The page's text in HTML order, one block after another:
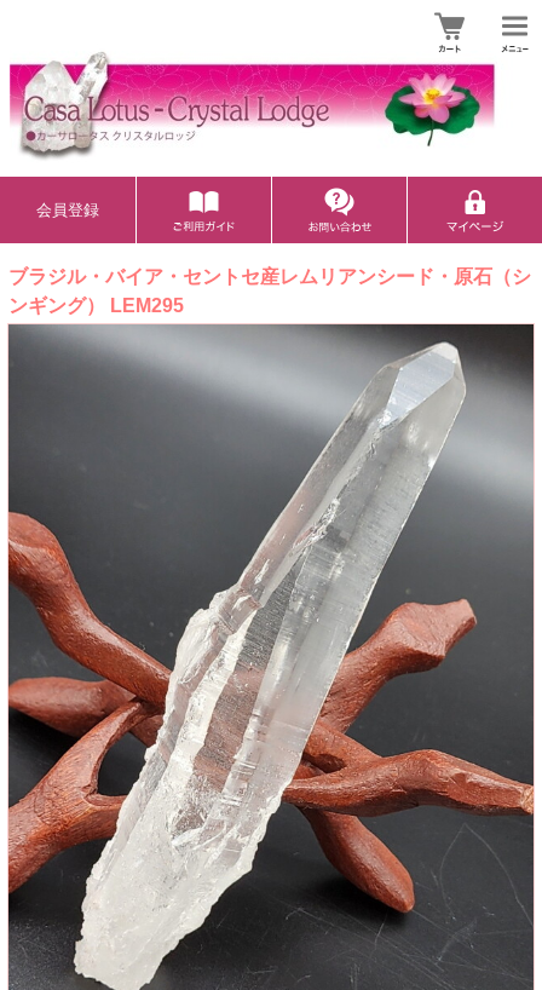
会員登録
ブラジル・バイア・セントセ産レムリアンシード・原石（シ
ンギング） LEM295